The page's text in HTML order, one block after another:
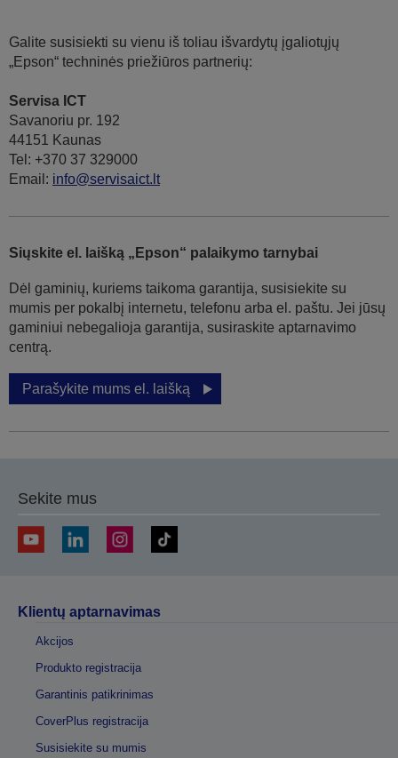
Galite susisiekti su vienu iš toliau išvardytų įgaliotųjų
„Epson“ techninės priežiūros partnerių:
Servisa ICT
Savanoriu pr. 192
44151 Kaunas
Tel: +370 37 329000
Email: info@servisaict.lt
Siųskite el. laišką „Epson“ palaikymo tarnybai
Dėl gaminių, kuriems taikoma garantija, susisiekite su
mumis per pokalbį internetu, telefonu arba el. paštu. Jei jūsų
gaminiui nebegalioja garantija, susiraskite aptarnavimo
centrą.
Parašykite mums el. laišką
Sekite mus
Klientų aptarnavimas
Akcijos
Produkto registracija
Garantinis patikrinimas
CoverPlus registracija
Susisiekite su mumis